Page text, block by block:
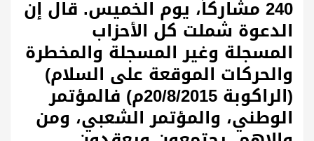
240 مشاركاً، يوم الخميس. قال إن
الدعوة شملت كل الأحزاب
المسجلة وغير المسجلة والمخطرة
والحركات الموقعة على السلام)
(الراكوبة 20/8/2015م) فالمؤتمر
الوطني، والمؤتمر الشعبي، ومن